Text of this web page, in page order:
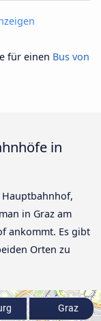
für einen Bus von
in
in Graz am
ankommt. Es gibt
Orten zu
Graz